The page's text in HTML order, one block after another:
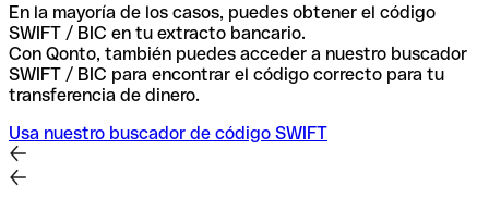
En la mayoría de los casos, puedes obtener el código
SWIFT / BIC en tu extracto bancario.
Con Qonto, también puedes acceder a nuestro buscador
SWIFT / BIC para encontrar el código correcto para tu
transferencia de dinero.
Usa nuestro buscador de código SWIFT